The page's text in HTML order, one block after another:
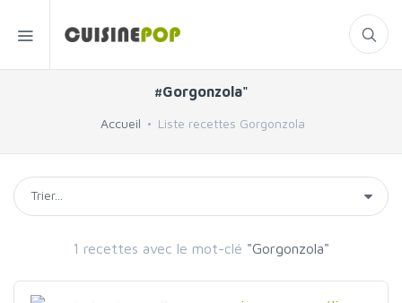
#Gorgonzola"
Accueil Liste recettes Gorgonzola
1 recettes avec le mot-clé "Gorgonzola"